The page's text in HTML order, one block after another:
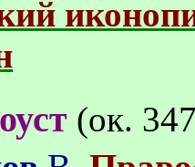
(ок.